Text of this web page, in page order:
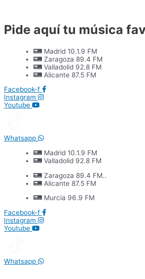
contenido
Pide aquí tu música
Madrid 10.1.9 FM
Zaragoza 89.4 FM
Valladolid 92.8 FM
Alicante 87.5 FM
Facebook-f
Instagram
Youtube
Whatsapp
Madrid 10.1.9 FM
Valladolid 92.8 FM
Zaragoza 89.4 FM..
Alicante 87.5 FM
Murcia 96.9 FM
Facebook-f
Instagram
Youtube
Whatsapp